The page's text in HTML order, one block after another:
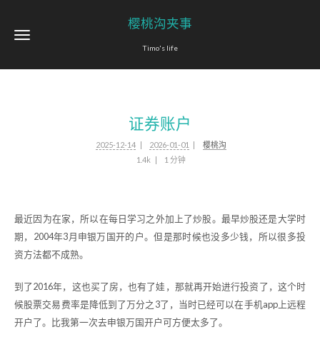
樱桃沟夹事
Timo's life
证券账户
2025-12-14 2026-01-01
樱桃沟
1.4k
1 分钟
最近因为在家，所以在每日学习之外加上了炒股。最早炒股还是大学时
期，2004年3月申银万国开的户。但是那时候也没多少钱，所以很多投
资方法都不成熟。
到了2016年，这也买了房，也有了娃，那就再开始进行投资了，这个时
候股票交易费率是降低到了万分之3了，当时已经可以在手机app上远程
开户了。比我第一次去申银万国开户可方便太多了。